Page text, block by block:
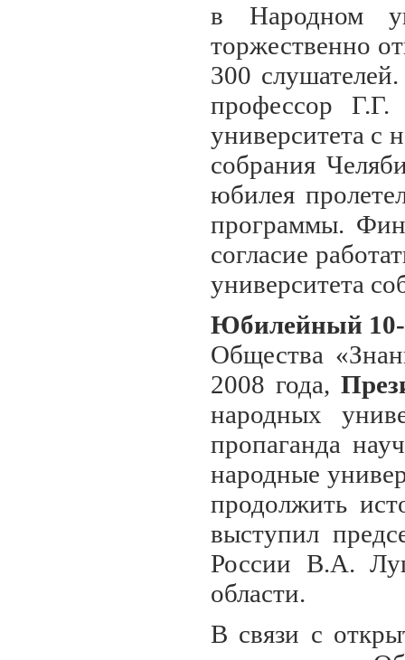
в Народном
торжественно
300
профессор Г.Г.
университета с
собрания
юбилея
программы.
согласие
университета
Юбилейный 10-
Общества
2008 года,
народных
пропаганда
народные
продолжить
выступил
России В.А.
области.
В связи с